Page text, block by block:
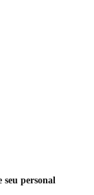
seu personal